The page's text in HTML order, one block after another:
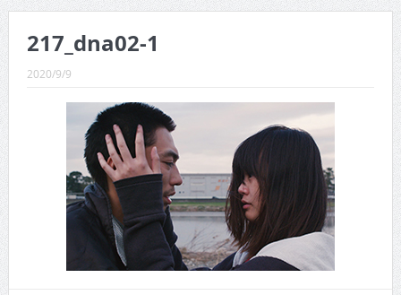
CINEMA×STYLE 289号
CINEMA×STYLE 287号
CINEMA×STYLE 286号
CINEMA×STYLE 285号
CINEMA×STYLE 294号
217_dna02-1
2020/9/9